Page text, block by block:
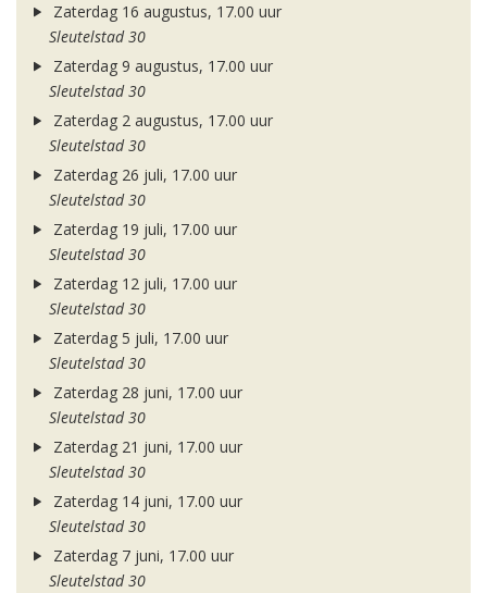
Zaterdag 16 augustus, 17.00 uur
Sleutelstad 30
Zaterdag 9 augustus, 17.00 uur
Sleutelstad 30
Zaterdag 2 augustus, 17.00 uur
Sleutelstad 30
Zaterdag 26 juli, 17.00 uur
Sleutelstad 30
Zaterdag 19 juli, 17.00 uur
Sleutelstad 30
Zaterdag 12 juli, 17.00 uur
Sleutelstad 30
Zaterdag 5 juli, 17.00 uur
Sleutelstad 30
Zaterdag 28 juni, 17.00 uur
Sleutelstad 30
Zaterdag 21 juni, 17.00 uur
Sleutelstad 30
Zaterdag 14 juni, 17.00 uur
Sleutelstad 30
Zaterdag 7 juni, 17.00 uur
Sleutelstad 30